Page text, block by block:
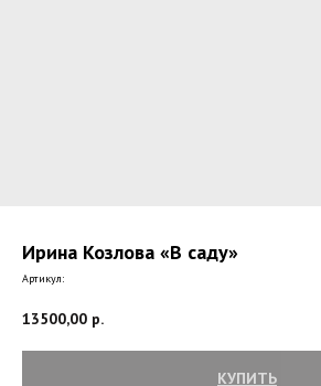
Ирина Козлова «В саду»
Артикул:
13500,00 р.
КУПИТЬ